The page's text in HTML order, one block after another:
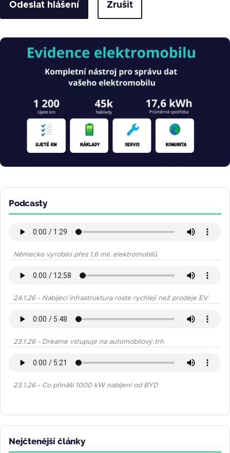
Zrušit
Obrázek
Podcasty
Německo vyrobilo přes 1,6 mil. elektromobilů
24.1.26 - Nabíjecí infrastruktura roste rychleji než prodeje EV
23.1.26 - Dreame vstupuje na automobilový trh
23.1.26 - Co přináší 1000 kW nabíjení od BYD
Nejčtenější články